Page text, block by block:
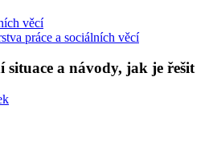
věcí
práce a sociálních věcí
situace a návody, jak je řešit